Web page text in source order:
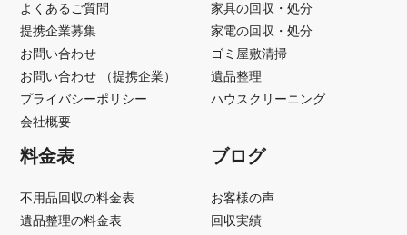
よくあるご質問
提携企業募集
お問い合わせ
お問い合わせ （提携企業）
プライバシーポリシー
会社概要
家具の回収・処分
家電の回収・処分
ゴミ屋敷清掃
遺品整理
ハウスクリーニング
料金表
不用品回収の料金表
遺品整理の料金表
ブログ
お客様の声
回収実績